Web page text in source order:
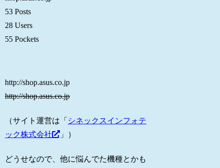
53 Posts
28 Users
55 Pockets
http://shop.asus.co.jp
http://shop.asus.co.jp
（サイト運営は「 シネックスインフォテ
ック株式会社
」）
どうせなので、他に悩んでた機種とかも